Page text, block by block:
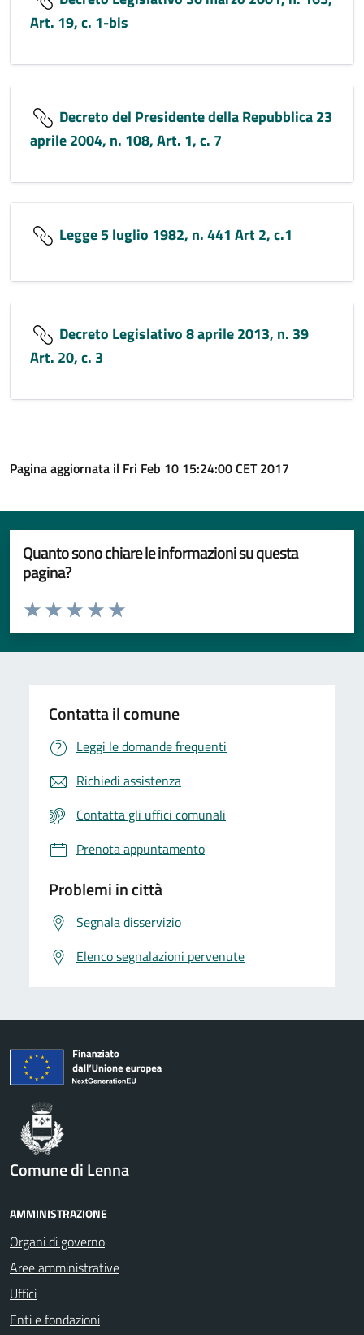
Art. 19, c. 1-bis
Decreto del Presidente della Repubblica 23
aprile 2004, n. 108, Art. 1, c. 7
Legge 5 luglio 1982, n. 441 Art 2, c.1
Decreto Legislativo 8 aprile 2013, n. 39
Art. 20, c. 3
Pagina aggiornata il Fri Feb 10 15:24:00 CET 2017
Quanto sono chiare le informazioni su questa
pagina?
Valuta da 1 a 5 stelle la pagina
Valuta 5 stelle su 5
Valuta 4 stelle su 5
Valuta 3 stelle su 5
Valuta 2 stelle su 5
Valuta 1 stelle su 5
Contatta il comune
Leggi le domande frequenti
Richiedi assistenza
Contatta gli uffici comunali
Prenota appuntamento
Problemi in città
Segnala disservizio
Elenco segnalazioni pervenute
Comune di Lenna
AMMINISTRAZIONE
Organi di governo
Aree amministrative
Uffici
Enti e fondazioni